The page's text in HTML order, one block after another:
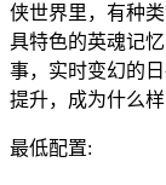
侠世界里，有种
具特色的英魂记
事，实时变幻的
提升，成为什么
最低配置: